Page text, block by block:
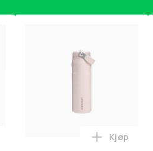
yoga og
QC15, QC 2 AE 2, AE 2i, AE 2w,
AG10 / LR1130 / LR54 / 189
Legg
Kjøp